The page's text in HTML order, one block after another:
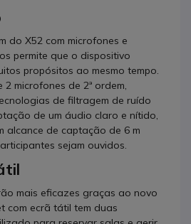
do X52 com microfones e
permite que o dispositivo
propósitos ao mesmo tempo.
2 microfones de 2ª ordem,
de filtragem de ruído
de um áudio claro e nítido,
alcance de captação de 6 m
sejam ouvidos.
mais eficazes graças ao novo
com ecrã tátil tem duas